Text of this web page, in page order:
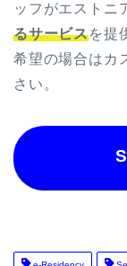
ッフがエストニ
るサービスを提
希望の場合はカ
さい。